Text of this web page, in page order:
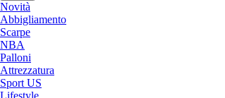
Novità
Abbigliamento
Scarpe
NBA
Palloni
Attrezzatura
Sport US